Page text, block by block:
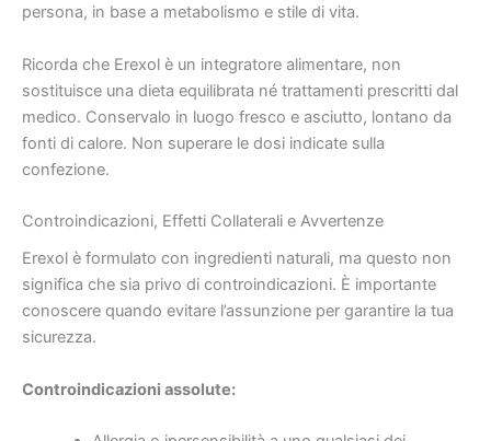
persona, in base a metabolismo e stile di vita.
Ricorda che Erexol è un integratore alimentare, non
sostituisce una dieta equilibrata né trattamenti prescritti dal
medico. Conservalo in luogo fresco e asciutto, lontano da
fonti di calore. Non superare le dosi indicate sulla
confezione.
Controindicazioni, Effetti Collaterali e Avvertenze
Erexol è formulato con ingredienti naturali, ma questo non
significa che sia privo di controindicazioni. È importante
conoscere quando evitare l’assunzione per garantire la tua
sicurezza.
Controindicazioni assolute: